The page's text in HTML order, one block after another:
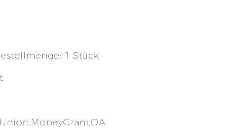
1 Stück
Union,MoneyGram,OA